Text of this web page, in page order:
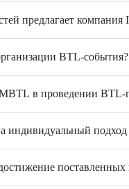
предлагает
BTL-события?
в проведении BTL-
индивидуальный